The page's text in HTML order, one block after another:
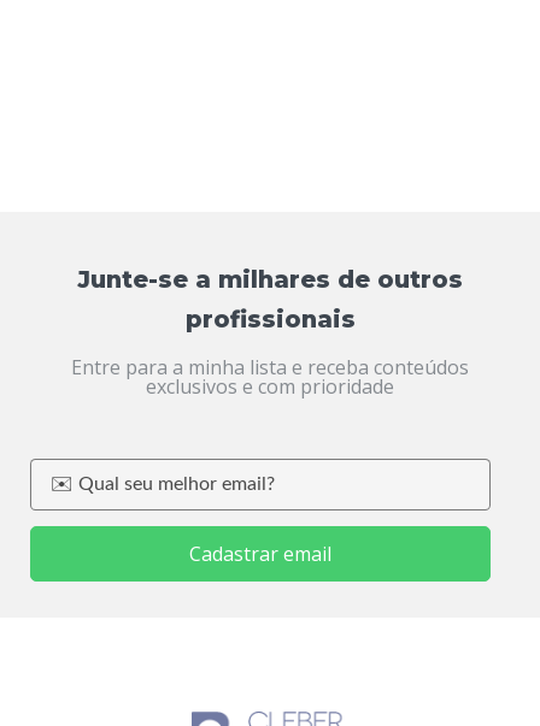
Junte-se a milhares de outros
profissionais
Entre para a minha lista e receba conteúdos
exclusivos e com prioridade
Cadastrar email